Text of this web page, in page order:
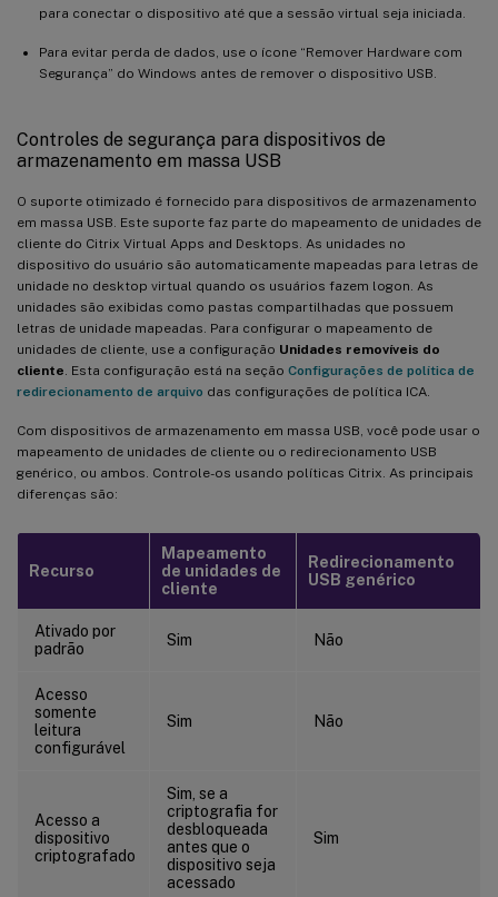
para conectar o dispositivo até que a sessão virtual seja iniciada.
Para evitar perda de dados, use o ícone “Remover Hardware com
Segurança” do Windows antes de remover o dispositivo USB.
Controles de segurança para dispositivos de
armazenamento em massa USB
O suporte otimizado é fornecido para dispositivos de armazenamento
em massa USB. Este suporte faz parte do mapeamento de unidades de
cliente do Citrix Virtual Apps and Desktops. As unidades no
dispositivo do usuário são automaticamente mapeadas para letras de
unidade no desktop virtual quando os usuários fazem logon. As
unidades são exibidas como pastas compartilhadas que possuem
letras de unidade mapeadas. Para configurar o mapeamento de
unidades de cliente, use a configuração Unidades removíveis do
cliente . Esta configuração está na seção Configurações de política de
redirecionamento de arquivo das configurações de política ICA.
Com dispositivos de armazenamento em massa USB, você pode usar o
mapeamento de unidades de cliente ou o redirecionamento USB
genérico, ou ambos. Controle-os usando políticas Citrix. As principais
diferenças são:
Recurso
Mapeamento
de unidades de
cliente
Redirecionamento
USB genérico
Ativado por
padrão
Sim Não
Acesso
somente
leitura
configurável
Sim Não
Acesso a
dispositivo
criptografado
Sim, se a
criptografia for
desbloqueada
antes que o
dispositivo seja
acessado
Sim